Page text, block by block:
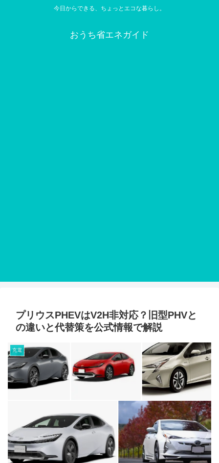
今日からできる、ちょっとエコな暮らし。
おうち省エネガイド
プリウスPHEVはV2H非対応？旧型PHVと
の違いと代替策を公式情報で解説
充電